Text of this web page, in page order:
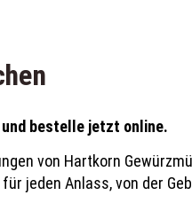
und bestelle jetzt online.
von Hartkorn
jeden Anlass, von der